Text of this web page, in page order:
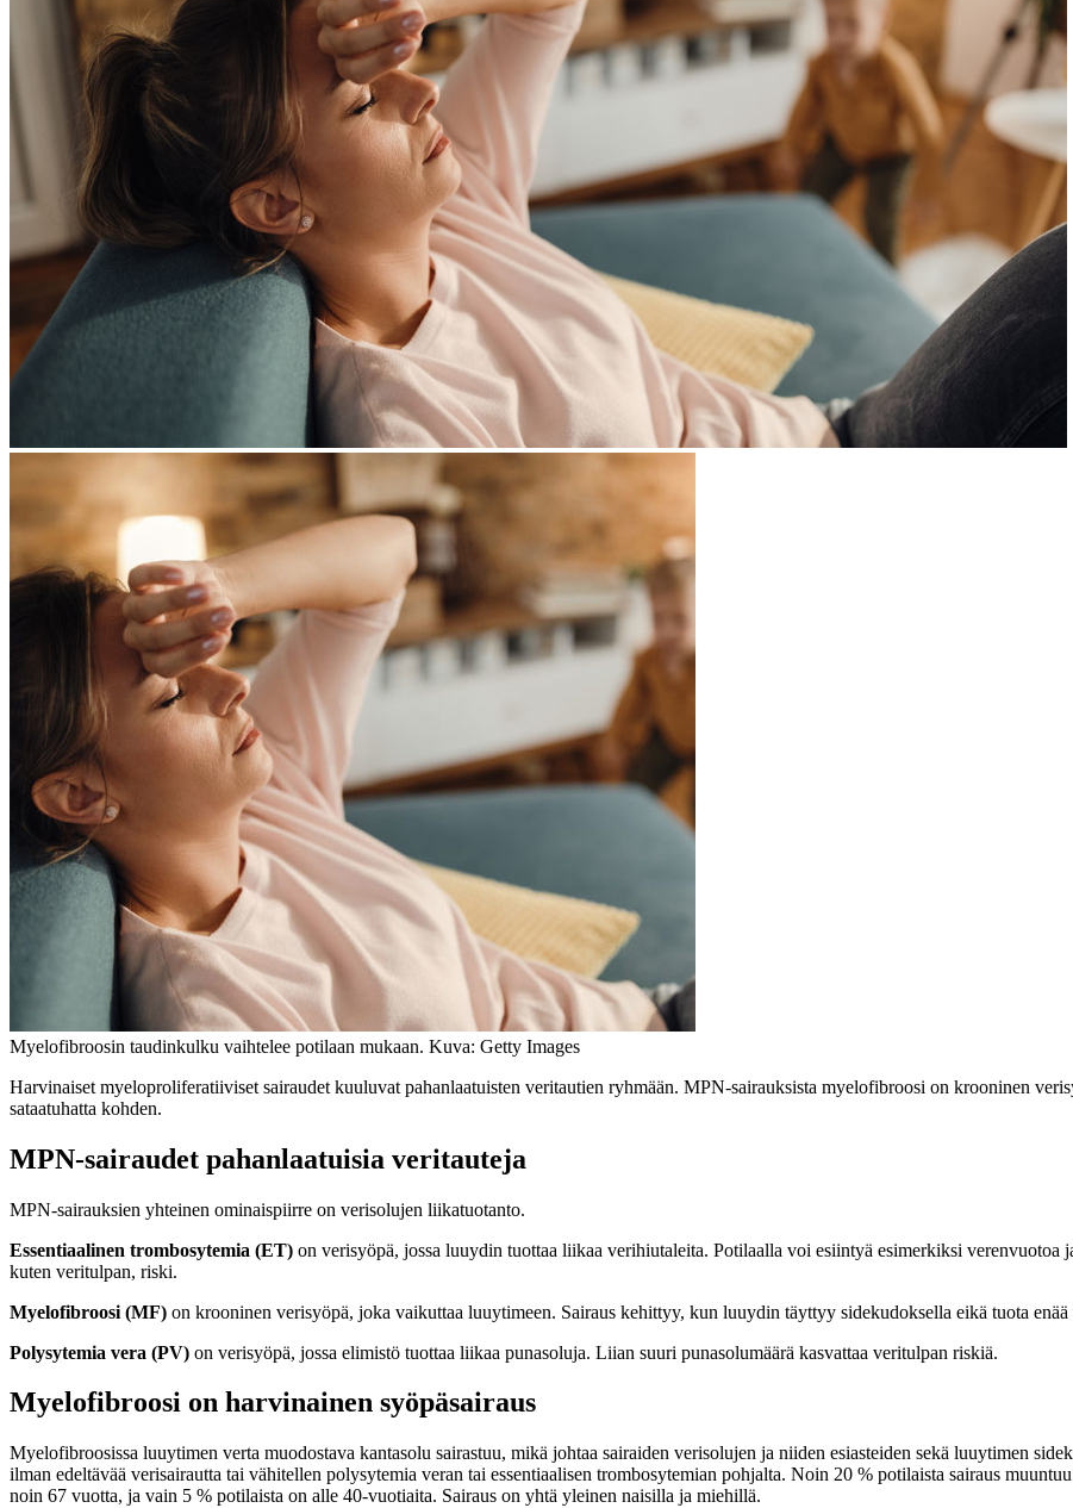
Myelofibroosin taudinkulku vaihtelee potilaan mukaan. Kuva: Getty Images
Harvinaiset myeloproliferatiiviset sairaudet kuuluvat pahanlaatuisten veritautien ryhmään. MPN-sairauksista myelofibroosi on krooninen
sataatuhatta kohden.
MPN-sairaudet pahanlaatuisia veritauteja
MPN-sairauksien yhteinen ominaispiirre on verisolujen liikatuotanto.
Essentiaalinen trombosytemia (ET) on verisyöpä, jossa luuydin tuottaa liikaa verihiutaleita. Potilaalla voi esiintyä esimerkiksi verenvuotoa
kuten veritulpan, riski.
Myelofibroosi (MF) on krooninen verisyöpä, joka vaikuttaa luuytimeen. Sairaus kehittyy, kun luuydin täyttyy sidekudoksella eikä tuota enää
Polysytemia vera (PV) on verisyöpä, jossa elimistö tuottaa liikaa punasoluja. Liian suuri punasolumäärä kasvattaa veritulpan riskiä.
Myelofibroosi on harvinainen syöpäsairaus
Myelofibroosissa luuytimen verta muodostava kantasolu sairastuu, mikä johtaa sairaiden verisolujen ja niiden esiasteiden sekä luuytimen
ilman edeltävää verisairautta tai vähitellen polysytemia veran tai essentiaalisen trombosytemian pohjalta. Noin 20 % potilaista sairaus
noin 67 vuotta, ja vain 5 % potilaista on alle 40-vuotiaita. Sairaus on yhtä yleinen naisilla ja miehillä.